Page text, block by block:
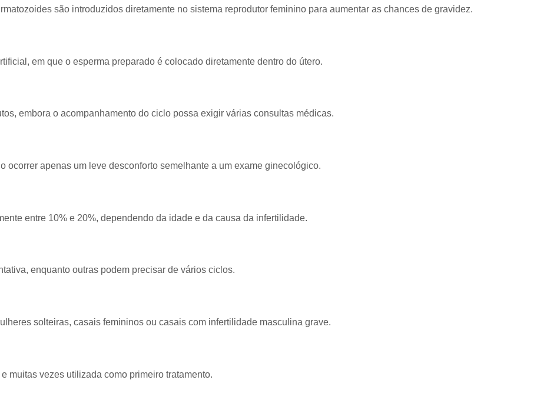
são introduzidos diretamente no sistema reprodutor feminino para aumentar as chances de gravidez.
em que o esperma preparado é colocado diretamente dentro do útero.
embora o acompanhamento do ciclo possa exigir várias consultas médicas.
ocorrer apenas um leve desconforto semelhante a um exame ginecológico.
entre 10% e 20%, dependendo da idade e da causa da infertilidade.
enquanto outras podem precisar de vários ciclos.
solteiras, casais femininos ou casais com infertilidade masculina grave.
muitas vezes utilizada como primeiro tratamento.